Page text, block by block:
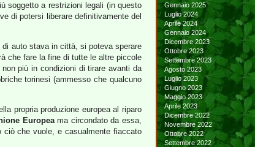
soggetto a restrizioni legali (in questo
di potersi liberare definitivamente del
di auto stava in città, si poteva sperare
che fare la fine di tutte le altre piccole
più in condizioni di tirare avanti da
torinesi (ammesso che qualcuno
propria produzione europea al riparo
Europeama circondato da essa,
che vuole, e casualmente fiaccato
Gennaio 2025
Luglio 2024
Aprile 2024
Gennaio 2024
Dicembre 2023
Ottobre 2023
Settembre 2023
Agosto 2023
Luglio 2023
Giugno 2023
Maggio 2023
Aprile 2023
Dicembre 2022
Novembre 2022
Ottobre 2022
Settembre 2022